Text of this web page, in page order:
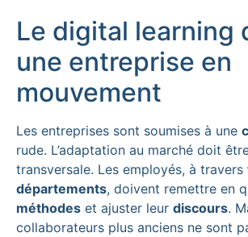
Le digital learning
une entreprise en
mouvement
Les entreprises sont soumises à une
rude. L’adaptation au marché doit
transversale. Les employés, à travers
départements, doivent remettre en
méthodes et ajuster leur discours.
collaborateurs plus anciens ne sont